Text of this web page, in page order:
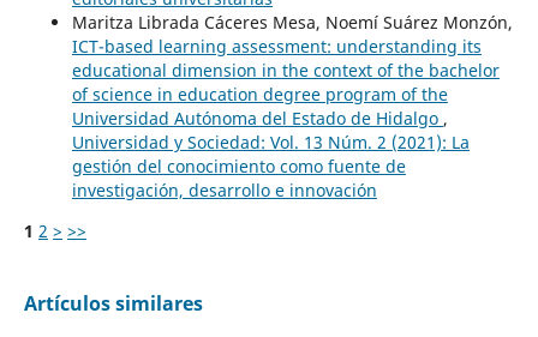
Maritza Librada Cáceres Mesa, Noemí Suárez Monzón,
ICT-based learning assessment: understanding its
educational dimension in the context of the bachelor
of science in education degree program of the
Universidad Autónoma del Estado de Hidalgo ,
Universidad y Sociedad: Vol. 13 Núm. 2 (2021): La
gestión del conocimiento como fuente de
investigación, desarrollo e innovación
1 2 > >>
Artículos similares